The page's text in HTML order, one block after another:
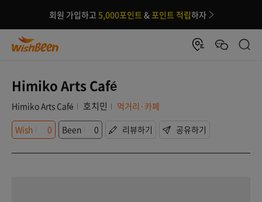
회원 가입하고 5,000포인트 &포인트 적립하자
Himiko Arts Café
Himiko Arts Café 호치민
먹거리·카페
Wish
0 Been 0 리뷰하기 공유하기